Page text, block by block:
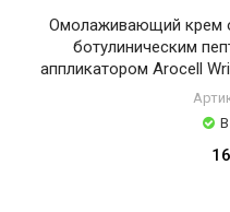
Омолаживающий крем
ботулиническим
аппликатором Arocell